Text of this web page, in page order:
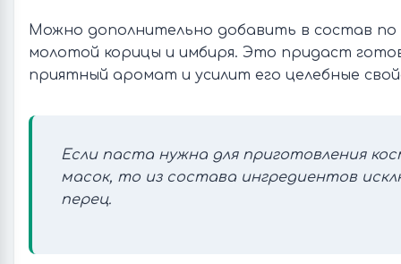
Можно дополнительно добавить в состав по
молотой корицы и имбиря. Это придаст
приятный аромат и усилит его целебные
Если паста нужна для приготовления
масок, то из состава ингредиентов
перец.